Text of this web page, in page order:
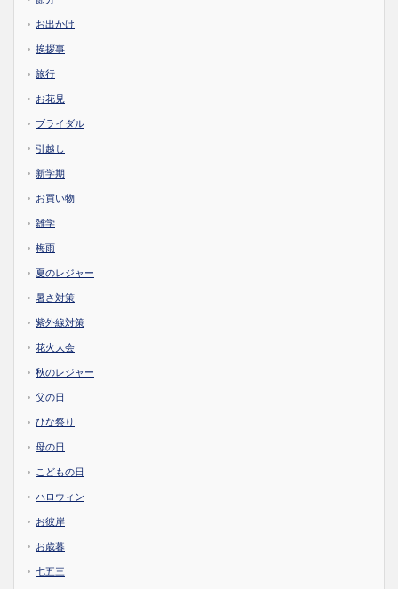
お出かけ
挨拶事
旅行
お花見
ブライダル
引越し
新学期
お買い物
雑学
梅雨
夏のレジャー
暑さ対策
紫外線対策
花火大会
秋のレジャー
父の日
ひな祭り
母の日
こどもの日
ハロウィン
お彼岸
お歳暮
七五三